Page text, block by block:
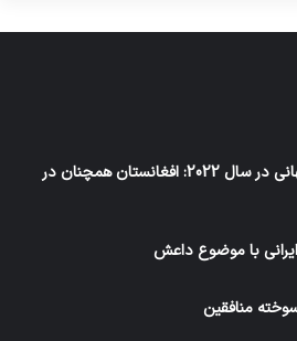
انتشار شاخص تروریسم جهانی در سال 2022: افغانستان همچنان در
با موضوع داعش
منافقین